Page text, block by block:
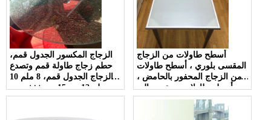
الزجاج المكسور الجدول قمم،
حطم زجاج طاولة قمم وتصدع
الزجاج الجدول قمم، 8 ملم 10
ملم 12 مم 15 مم خفف من
الزجاج الجدول قمم
أسطح طاولات من الزجاج
المقسى بلوري ، أسطح طاولات
من الزجاج المحفور بالحامض ،
متجمد إلى u أسطح طاولات
زجاجية مظللة s u